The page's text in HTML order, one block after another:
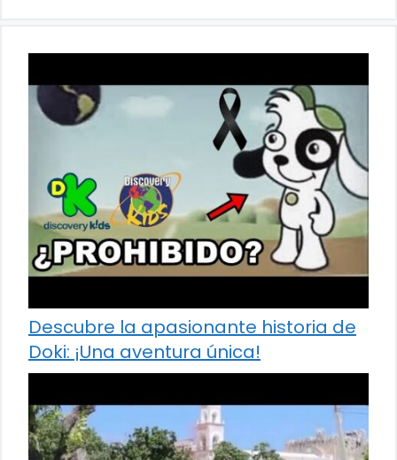
Descubre la apasionante historia de
Doki: ¡Una aventura única!